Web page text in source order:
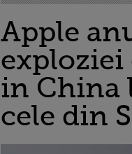
Apple
exploziei
in China
cele din